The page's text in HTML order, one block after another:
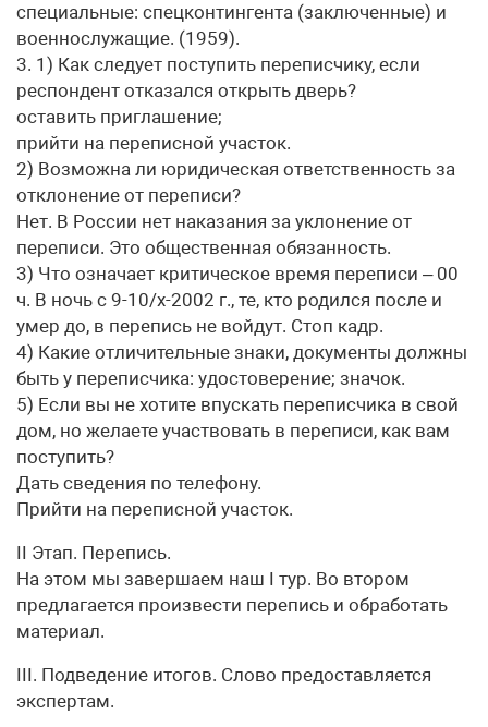
специальные: спецконтингента (заключенные) и
военнослужащие. (1959).
3. 1) Как следует поступить переписчику, если
респондент отказался открыть дверь?
оставить приглашение;
прийти на переписной участок.
2) Возможна ли юридическая ответственность за
отклонение от переписи?
Нет. В России нет наказания за уклонение от
переписи. Это общественная обязанность.
3) Что означает критическое время переписи – 00
ч. В ночь с 9-10/х-2002 г., те, кто родился после и
умер до, в перепись не войдут. Стоп кадр.
4) Какие отличительные знаки, документы должны
быть у переписчика: удостоверение; значок.
5) Если вы не хотите впускать переписчика в свой
дом, но желаете участвовать в переписи, как вам
поступить?
Дать сведения по телефону.
Прийти на переписной участок.
II Этап. Перепись.
На этом мы завершаем наш I тур. Во втором
предлагается произвести перепись и обработать
материал.
III. Подведение итогов. Слово предоставляется
экспертам.